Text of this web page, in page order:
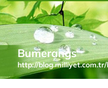
Bumerangs
http://blog.milliyet.com.tr/